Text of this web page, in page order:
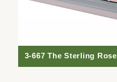
3-667 The Sterling Rose